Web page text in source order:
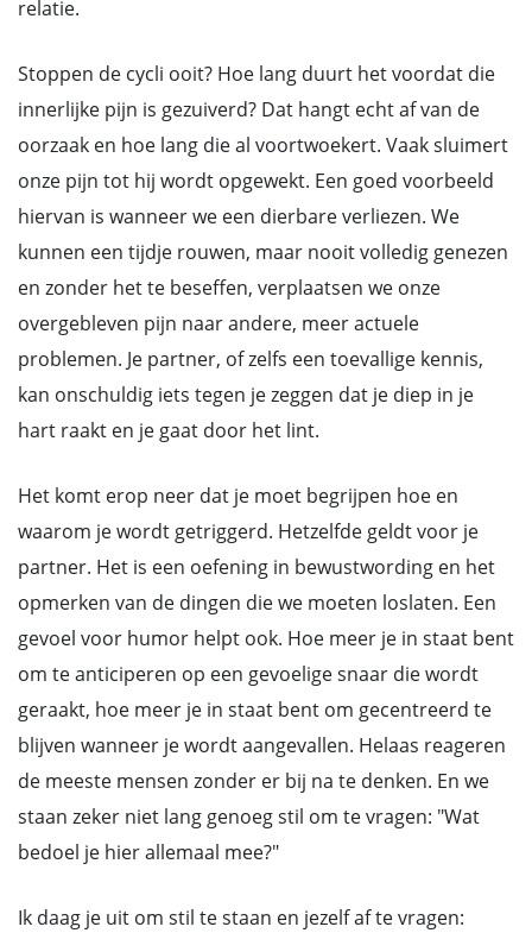
relatie.
Stoppen de cycli ooit? Hoe lang duurt het voordat die
innerlijke pijn is gezuiverd? Dat hangt echt af van de
oorzaak en hoe lang die al voortwoekert. Vaak sluimert
onze pijn tot hij wordt opgewekt. Een goed voorbeeld
hiervan is wanneer we een dierbare verliezen. We
kunnen een tijdje rouwen, maar nooit volledig genezen
en zonder het te beseffen, verplaatsen we onze
overgebleven pijn naar andere, meer actuele
problemen. Je partner, of zelfs een toevallige kennis,
kan onschuldig iets tegen je zeggen dat je diep in je
hart raakt en je gaat door het lint.
Het komt erop neer dat je moet begrijpen hoe en
waarom je wordt getriggerd. Hetzelfde geldt voor je
partner. Het is een oefening in bewustwording en het
opmerken van de dingen die we moeten loslaten. Een
gevoel voor humor helpt ook. Hoe meer je in staat bent
om te anticiperen op een gevoelige snaar die wordt
geraakt, hoe meer je in staat bent om gecentreerd te
blijven wanneer je wordt aangevallen. Helaas reageren
de meeste mensen zonder er bij na te denken. En we
staan zeker niet lang genoeg stil om te vragen: "Wat
bedoel je hier allemaal mee?"
Ik daag je uit om stil te staan en jezelf af te vragen: